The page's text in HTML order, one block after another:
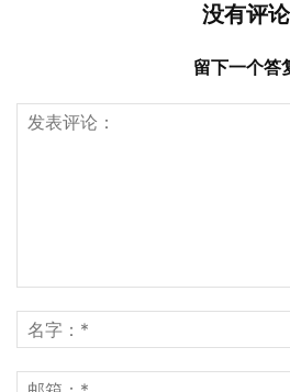
没有评论
留下一个答